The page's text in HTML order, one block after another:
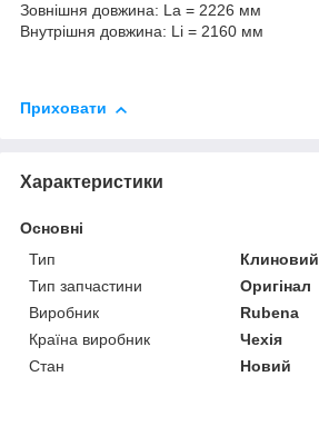
Зовнішня довжина: La = 2226 мм
Внутрішня довжина: Li = 2160 мм
Приховати
Характеристики
Основні
Тип
Клиновий
Тип запчастини
Оригінал
Виробник
Rubena
Країна виробник
Чехія
Стан
Новий